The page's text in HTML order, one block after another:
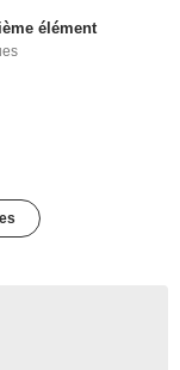
élément